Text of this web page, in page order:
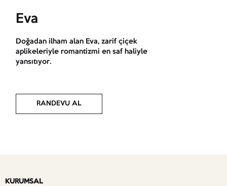
Eva
Doğadan ilham alan Eva, zarif çiçek
aplikeleriyle romantizmi en saf haliyle
yansıtıyor.
RANDEVU AL
KURUMSAL